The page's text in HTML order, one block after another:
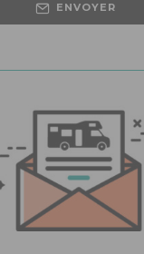
ENVOYER